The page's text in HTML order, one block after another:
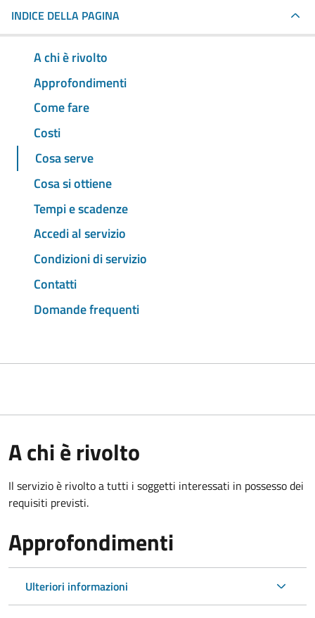
INDICE DELLA PAGINA
A chi è rivolto
Approfondimenti
Come fare
Costi
Cosa serve
Cosa si ottiene
Tempi e scadenze
Accedi al servizio
Condizioni di servizio
Contatti
Domande frequenti
A chi è rivolto
Il servizio è rivolto a tutti i soggetti interessati in possesso dei
requisiti previsti.
Approfondimenti
Ulteriori informazioni